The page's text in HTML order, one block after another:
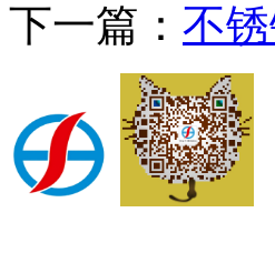
下一篇： 不